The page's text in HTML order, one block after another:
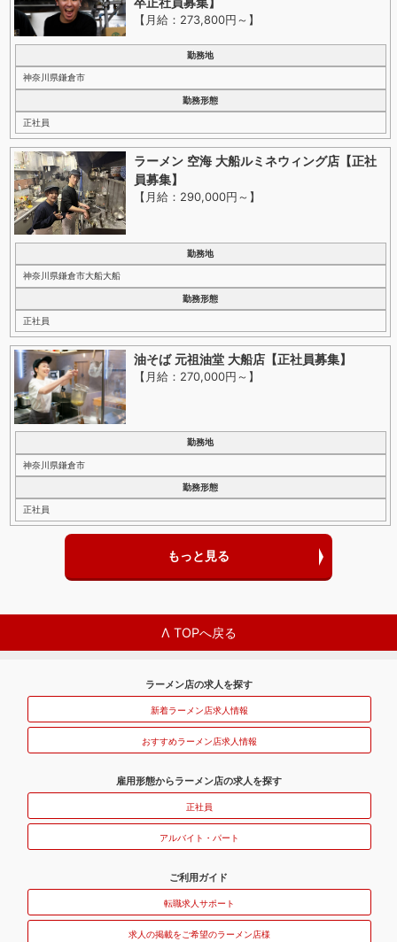
【月給：273,800円～ 】
勤務地
神奈川県鎌倉市
勤務形態
正社員
ラーメン 空海 大船ルミネウィング店【正社
員募集】
【月給：290,000円～ 】
勤務地
神奈川県鎌倉市大船大船
勤務形態
正社員
油そば 元祖油堂 大船店【正社員募集】
【月給：270,000円～ 】
勤務地
神奈川県鎌倉市
勤務形態
正社員
もっと見る
Λ TOPへ戻る
ラーメン店の求人を探す
新着ラーメン店求人情報
おすすめラーメン店求人情報
雇用形態からラーメン店の求人を探す
正社員
アルバイト・パート
ご利用ガイド
転職求人サポート
求人の掲載をご希望のラーメン店様